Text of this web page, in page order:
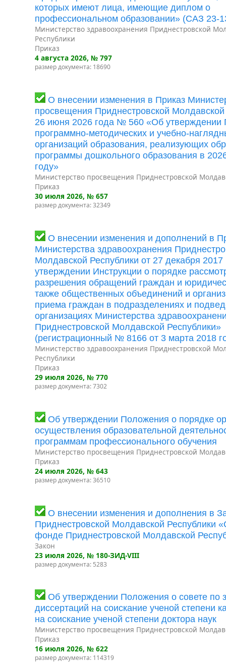
которых имеют лица, имеющие диплом о
профессиональном образовании» (САЗ 23-
Министерство здравоохранения Приднестровской
Республики
Приказ
4 августа 2026, № 797
размер документа: 18690
О внесении изменения в Приказ
просвещения Приднестровской Молдавской
26 июня 2026 года № 560 «Об утверждении
программно-методических и учебно-
организаций образования, реализующих
программы дошкольного образования в
году»
Министерство просвещения Приднестровской
Приказ
30 июля 2026, № 657
размер документа: 32349
О внесении изменения и дополнений в
Министерства здравоохранения
Молдавской Республики от 27 декабря
утверждении Инструкции о порядке
разрешения обращений граждан и
также общественных объединений и
приема граждан в подразделениях и
организациях Министерства
Приднестровской Молдавской Республики»
(регистрационный № 8166 от 3 марта 2018
Министерство здравоохранения Приднестровской
Республики
Приказ
29 июля 2026, № 770
размер документа: 7302
Об утверждении Положения о порядке
осуществления образовательной
программам профессионального обучения
Министерство просвещения Приднестровской
Приказ
24 июля 2026, № 643
размер документа: 36510
О внесении изменения и дополнения в
Приднестровской Молдавской Республики
фонде Приднестровской Молдавской
Закон
23 июля 2026, № 180-ЗИД-VIII
размер документа: 5283
Об утверждении Положения о совете по
диссертаций на соискание ученой степени
на соискание ученой степени доктора наук
Министерство просвещения Приднестровской
Приказ
16 июля 2026, № 622
размер документа: 114319